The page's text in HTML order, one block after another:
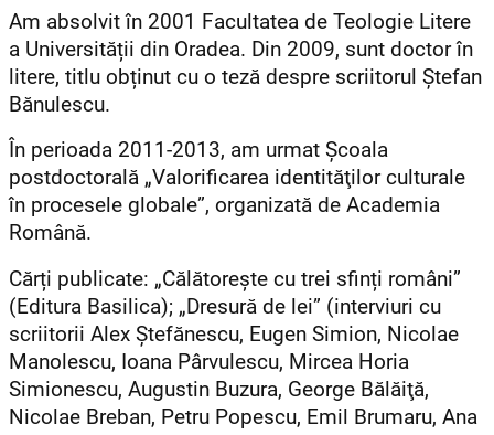
Am absolvit în 2001 Facultatea de Teologie Litere
a Universității din Oradea. Din 2009, sunt doctor în
litere, titlu obținut cu o teză despre scriitorul Ștefan
Bănulescu.
În perioada 2011-2013, am urmat Şcoala
postdoctorală „Valorificarea identităţilor culturale
în procesele globale”, organizată de Academia
Română.
Cărți publicate: „Călătorește cu trei sfinți români”
(Editura Basilica); „Dresură de lei” (interviuri cu
scriitorii Alex Ştefănescu, Eugen Simion, Nicolae
Manolescu, Ioana Pârvulescu, Mircea Horia
Simionescu, Augustin Buzura, George Bălăiţă,
Nicolae Breban, Petru Popescu, Emil Brumaru, Ana